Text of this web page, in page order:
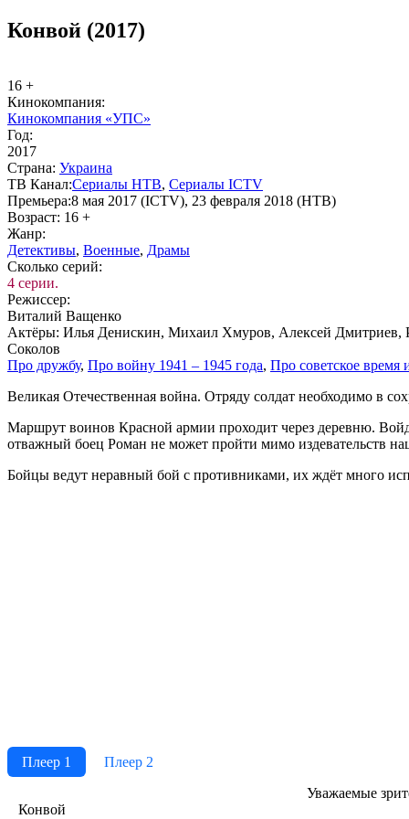
Конвой (2017)
16 +
Ки­но­ком­па­ния:
Кинокомпания «УПС»
Год:
2017
Стра­на: Ук­раи­на
ТВ Ка­нал:Се­риа­лы НТВ, Се­риа­лы ICTV
Пре­мье­ра:8 мая 2017 (ICTV), 23 февраля 2018 (НТВ)
Воз­раст: 16 +
Жанр:
Де­тек­ти­вы, Во­ен­ные, Дра­мы
Сколь­ко се­рий:
4 серии.
Ре­жис­сер:
Виталий Ващенко
Ак­тё­ры: Илья Денискин, Михаил Хмуров, Алексей Дмитриев,
Соколов
Про друж­бу, Про вой­ну 1941 – 1945 го­да, Про со­вет­ское
Ве­ли­кая Оте­че­ст­вен­ная вой­на. От­ря­ду сол­дат не­об­хо­ди­мо в
Мар­шрут вои­нов Крас­ной ар­мии про­хо­дит че­рез де­рев­ню.
от­важ­ный бо­ец Ро­ман не мо­жет прой­ти ми­мо из­де­ва­тельств
Бой­цы ве­дут не­рав­ный бой с про­тив­ни­ка­ми, их ждёт мно­го
Плеер 1
Плеер 2
Ува­жае­мые
Конвой